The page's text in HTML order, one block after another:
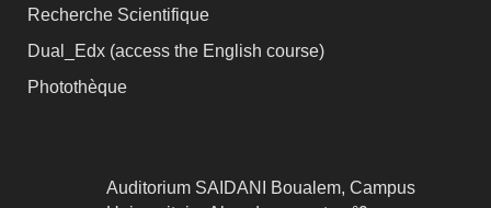
Recherche Scientifique
Dual_Edx (access the English course)
Photothèque
Auditorium SAIDANI Boualem, Campus